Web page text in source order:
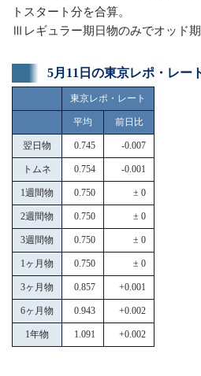
トスタート分を合算。
Ⅲレギュラー期日物のみでオッド期
5月11日の東京レポ・レー
東京レポ・レート
平均 前日比
翌日物 0.745 -0.007
トムネ 0.754 -0.001
1週間物 0.750 ± 0
2週間物 0.750 ± 0
3週間物 0.750 ± 0
1ヶ月物 0.750 ± 0
3ヶ月物 0.857 +0.001
6ヶ月物 0.943 +0.002
1年物 1.091 +0.002